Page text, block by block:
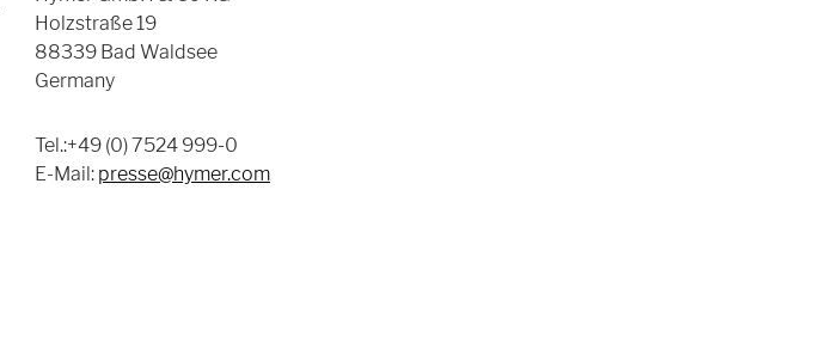
Holzstraße 19
88339 Bad Waldsee
Germany
Tel.:+49 (0) 7524 999-0
E-Mail: presse@hymer.com